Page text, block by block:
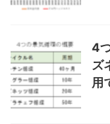
4
ズ
用